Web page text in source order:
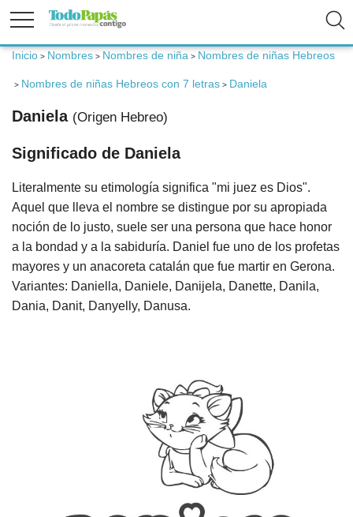
Embarazo
Niños
Padres
Inicio > Nombres > Nombres de niña > Nombres de niñas Hebreos
> Nombres de niñas Hebreos con 7 letras > Daniela
Daniela (Origen Hebreo)
Significado de Daniela
Literalmente su etimología significa "mi juez es Dios".
Aquel que lleva el nombre se distingue por su apropiada
noción de lo justo, suele ser una persona que hace honor
a la bondad y a la sabiduría. Daniel fue uno de los profetas
mayores y un anacoreta catalán que fue martir en Gerona.
Variantes: Daniella, Daniele, Danijela, Danette, Danila,
Dania, Danit, Danyelly, Danusa.